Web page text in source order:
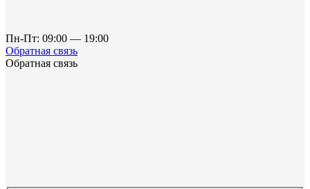
Пн-Пт: 09:00 — 19:00
Обратная связь
Обратная связь